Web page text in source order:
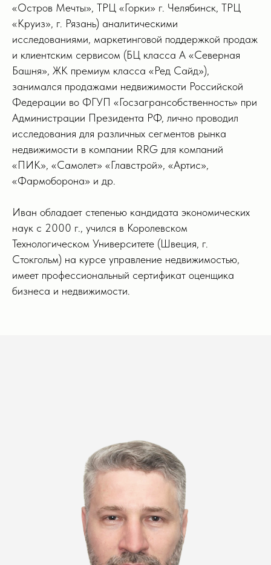
«Остров Мечты», ТРЦ «Горки» г. Челябинск, ТРЦ
«Круиз», г. Рязань) аналитическими
исследованиями, маркетинговой поддержкой продаж
и клиентским сервисом (БЦ класса А «Северная
Башня», ЖК премиум класса «Ред Сайд»),
занимался продажами недвижимости Российской
Федерации во ФГУП «Госзагрансобственность» при
Администрации Президента РФ, лично проводил
исследования для различных сегментов рынка
недвижимости в компании RRG для компаний
«ПИК», «Самолет» «Главстрой», «Артис»,
«Фармоборона» и др.
Иван обладает степенью кандидата экономических
наук с 2000 г., учился в Королевском
Технологическом Университете (Швеция, г.
Стокгольм) на курсе управление недвижимостью,
имеет профессиональный сертификат оценщика
бизнеса и недвижимости.